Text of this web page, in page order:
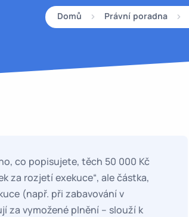
Domů Právní poradna
co popisujete, těch 50 000 Kč
za rozjetí exekuce“, ale částka,
(např. při zabavování v
za vymožené plnění – slouží k